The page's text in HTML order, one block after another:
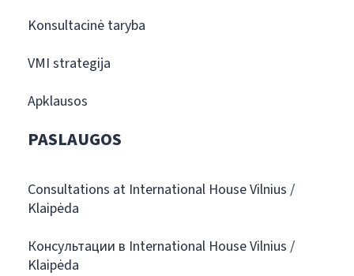
Konsultacinė taryba
VMI strategija
Apklausos
PASLAUGOS
Consultations at International House Vilnius /
Klaipėda
Консультации в International House Vilnius /
Klaipėda